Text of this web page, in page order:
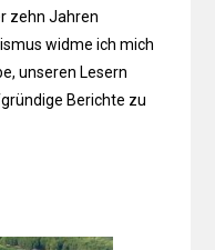
zehn Jahren
widme ich mich
unseren Lesern
Berichte zu